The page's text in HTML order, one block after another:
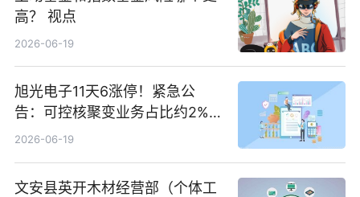
高？ 视点
2026-06-19
旭光电子11天6涨停！紧急公
告：可控核聚变业务占比约2%！
前沿热点
2026-06-19
文安县英开木材经营部（个体工